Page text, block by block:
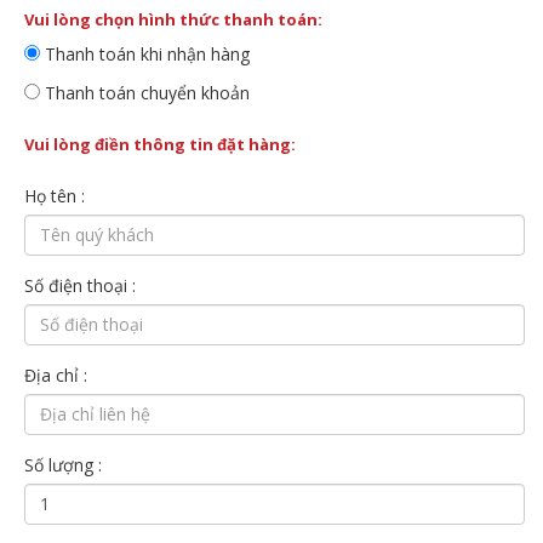
Vui lòng chọn hình thức thanh toán:
Thanh toán khi nhận hàng
Thanh toán chuyển khoản
Vui lòng điền thông tin đặt hàng:
Họ tên :
Số điện thoại :
Địa chỉ :
Số lượng :